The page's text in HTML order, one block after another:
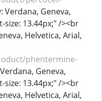
Geneva,
size: 13.44px;" /><br
Helvetica, Arial,
phentermine-
Geneva,
size: 13.44px;" /><br
Helvetica, Arial,